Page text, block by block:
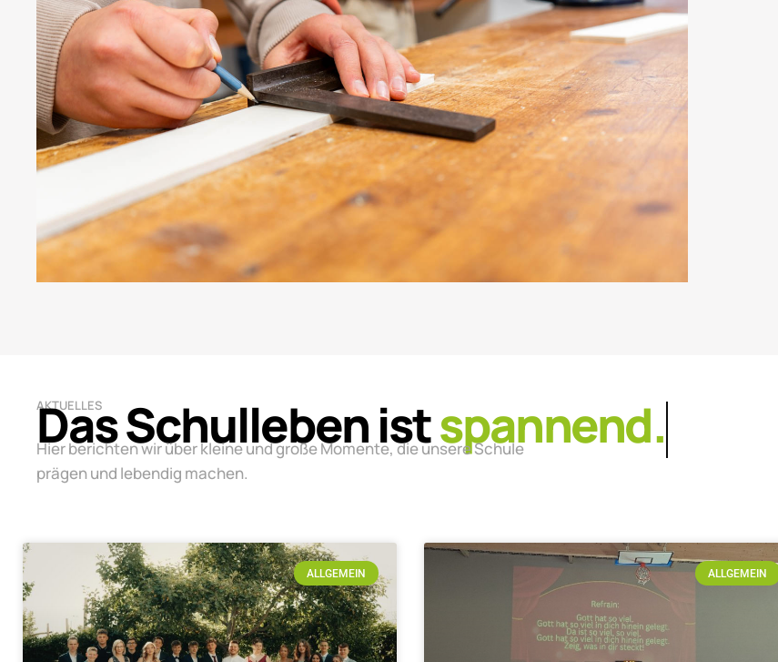
AKTUELLES
Das Schulleben istlebendig.
Hier berichten wir über kleine und große Momente, die unsere Schule
prägen und lebendig machen.
ALLGEMEIN ALLGEMEIN